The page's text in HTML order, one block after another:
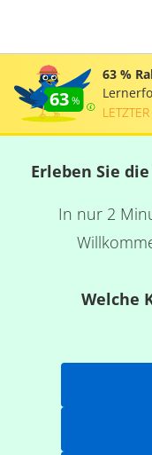
63
63 %
Erleben Sie
In nur 2
Welche